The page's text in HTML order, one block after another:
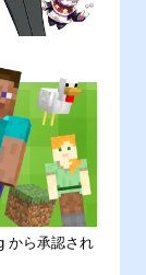
から承認され